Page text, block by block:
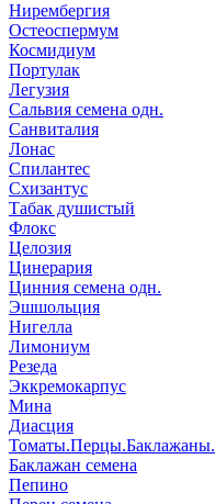
Нирембергия
Остеоспермум
Космидиум
Портулак
Легузия
Сальвия семена одн.
Санвиталия
Лонас
Спилантес
Схизантус
Табак душистый
Флокс
Целозия
Цинерария
Цинния семена одн.
Эшшольция
Нигелла
Лимониум
Резеда
Эккремокарпус
Мина
Диасция
Томаты.Перцы.Баклажаны.
Баклажан семена
Пепино